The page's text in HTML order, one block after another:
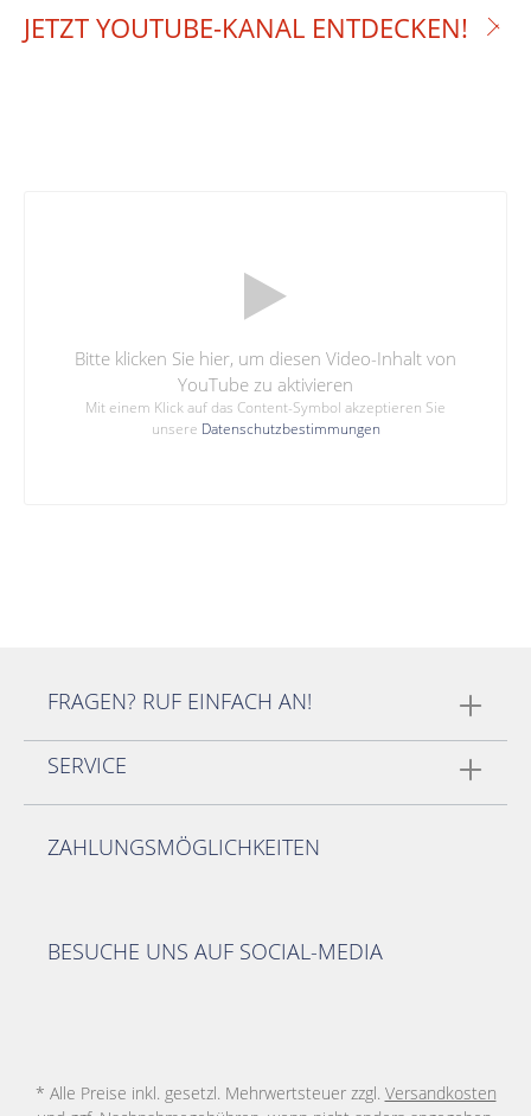
JETZT YOUTUBE-KANAL ENTDECKEN!
Bitte klicken Sie hier, um diesen Video-Inhalt von
YouTube zu aktivieren
Mit einem Klick auf das Content-Symbol akzeptieren Sie
unsere Datenschutzbestimmungen
FRAGEN? RUF EINFACH AN!
SERVICE
ZAHLUNGSMÖGLICHKEITEN
BESUCHE UNS AUF SOCIAL-MEDIA
* Alle Preise inkl. gesetzl. Mehrwertsteuer zzgl. Versandkosten